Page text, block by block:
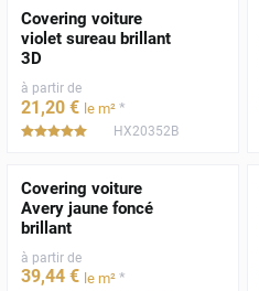
Covering voiture
violet sureau brillant
3D
à partir de
21,20 € le m² *
*****HX20352B
Covering voiture
Avery jaune foncé
brillant
à partir de
39,44 € le m² *